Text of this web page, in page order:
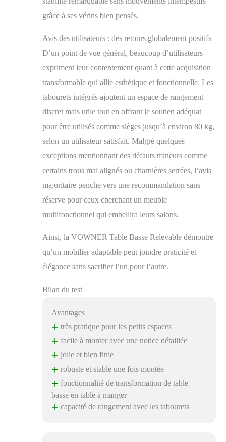
article arrive
table basse bois
complète est livrée en 2
paquets [boîte A + B],
avoir reçu les deux
paquets.
grâce à ses vérins bien pensés.
Avis des utilisateurs : des retours globalement positifs
D’un point de vue général, beaucoup d’utilisateurs
expriment leur contentement quant à cette acquisition
transformable qui allie esthétique et fonctionnelle. Les
tabourets intégrés ajoutent un espace de rangement
discret mais utile tout en offrant le soutien adéquat
pour être utilisés comme sièges jusqu’à environ 80 kg,
selon un utilisateur satisfait. Malgré quelques
exceptions mentionnant des défauts mineurs comme
certains trous mal alignés ou charnières serrées, l’avis
majoritaire penche vers une recommandation sans
réserve pour ceux cherchant un meuble
multifonctionnel qui embellira leurs salons.
Ainsi, la VOWNER Table Basse Relevable démontre
qu’un mobilier adaptable peut joindre praticité et
élégance sans sacrifier l’un pour l’autre.
Bilan du test
Avantages
+ très pratique pour les petits espaces
+ facile à monter avec une notice détaillée
+ jolie et bien finie
+ robuste et stable une fois montée
+ fonctionnalité de transformation de table
basse en table à manger
+ capacité de rangement avec les tabourets